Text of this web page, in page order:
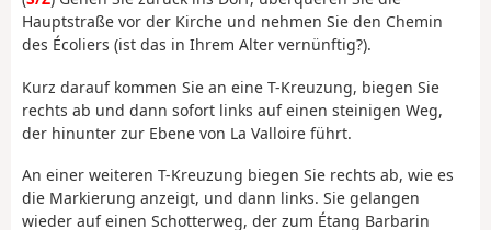
Hauptstraße vor der Kirche und nehmen Sie den Chemin
des Écoliers (ist das in Ihrem Alter vernünftig?).
Kurz darauf kommen Sie an eine T-Kreuzung, biegen Sie
rechts ab und dann sofort links auf einen steinigen Weg,
der hinunter zur Ebene von La Valloire führt.
An einer weiteren T-Kreuzung biegen Sie rechts ab, wie es
die Markierung anzeigt, und dann links. Sie gelangen
wieder auf einen Schotterweg, der zum Étang Barbarin